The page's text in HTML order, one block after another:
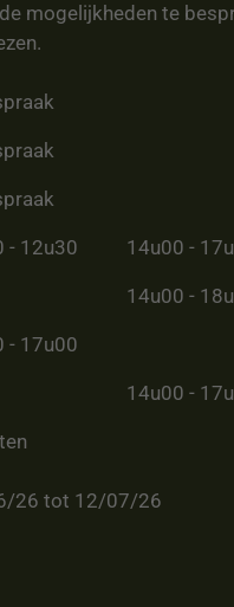
mogelijkheden te
- 12u30 14u00 -
14u00 -
- 17u00
14u00 -
26 tot 12/07/26